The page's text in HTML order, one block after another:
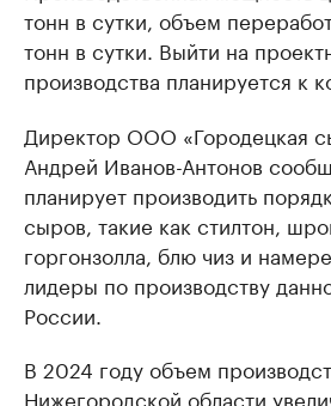
тонн в сутки, объем
тонн в сутки. Выйти на
производства планируется к
Директор ООО «Городецкая
Андрей Иванов-Антонов
планирует производить
сыров, такие как стилтон,
горгонзолла, блю чиз и
лидеры по производству
России.
В 2024 году объем
Нижегородской области